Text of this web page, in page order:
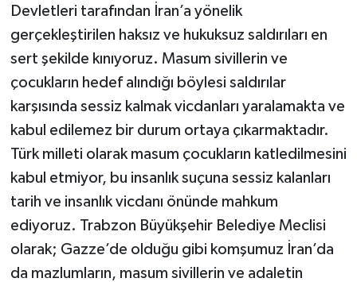
Devletleri tarafından İran’a yönelik
gerçekleştirilen haksız ve hukuksuz saldırıları en
sert şekilde kınıyoruz. Masum sivillerin ve
çocukların hedef alındığı böylesi saldırılar
karşısında sessiz kalmak vicdanları yaralamakta ve
kabul edilemez bir durum ortaya çıkarmaktadır.
Türk milleti olarak masum çocukların katledilmesini
kabul etmiyor, bu insanlık suçuna sessiz kalanları
tarih ve insanlık vicdanı önünde mahkum
ediyoruz. Trabzon Büyükşehir Belediye Meclisi
olarak; Gazze’de olduğu gibi komşumuz İran’da
da mazlumların, masum sivillerin ve adaletin